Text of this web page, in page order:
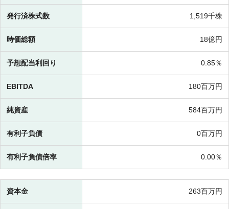
発行済株式数 1,519千株
時価総額 18億円
予想配当利回り 0.85％
EBITDA 180百万円
純資産 584百万円
有利子負債 0百万円
有利子負債倍率 0.00％
資本金 263百万円